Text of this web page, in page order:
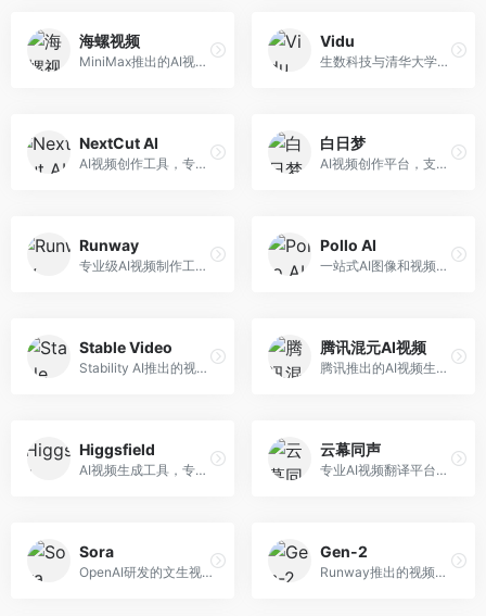
海螺视频
MiniMax推出的AI视频生成工具，支持高质量视频创作。面向内容创作者，提供文生视频、视频编辑等功能，生成速度快，视频效果自然流畅。
Vidu
生数科技与清华大学联合研发的AI视频生成大模型。面向视频创作者和内容生产者，支持文生视频、图生视频，视频质量高，物理运动理解准确，国产视频生成领先工具。
NextCut AI
AI视频创作工具，专注于智能剪辑和视频生成。面向视频创作者，提供智能剪辑、视频生成、特效添加等功能，剪辑效率高，适合快节奏内容生产。
白日梦
AI视频创作平台，支持生成长达50分钟的长视频内容。面向长视频创作者和内容生产者，支持故事视频生成、视频编辑等功能，适合叙事性内容创作。
Runway
专业级AI视频制作工具，支持视频生成与编辑。面向影视制作人和创意工作者，提供文生视频、视频编辑、绿幕抠像等专业功能，视频处理能力强，适合专业创作场景。
Pollo AI
一站式AI图像和视频创作平台，整合多种生成工具。面向内容创作者，提供文生图、文生视频、视频编辑等服务，创作工具全面，一站式体验便捷。
Stable Video
Stability AI推出的视频生成模型，开源可部署。面向开发者和专业创作者，支持视频生成、视频编辑等功能，开源生态完善，定制化程度高。
腾讯混元AI视频
腾讯推出的AI视频生成工具，基于混元大模型。面向腾讯生态用户和内容创作者，支持文生视频、视频编辑等功能，与腾讯产品生态深度整合。
Higgsfield
AI视频生成工具，专注于高质量视频内容创作。面向视频创作者和营销人员，支持文生视频、视频编辑等功能，视频效果逼真，适合商业应用。
云幕同声
专业AI视频翻译平台，支持视频多语言配音和字幕生成。面向跨境电商和内容出海从业者，提供视频翻译、配音、字幕生成等服务，多语言支持完善。
Sora
OpenAI研发的文生视频大模型，可根据文字描述生成长达60秒的高清视频。面向影视创作者、广告从业者和内容生产者，视频连贯性强，物理世界理解准确，代表了AI视频生成的最高水平。
Gen-2
Runway推出的视频生成模型，专注于文生视频和视频风格转换。面向影视制作人和创意工作者，支持文本到视频、图像到视频等多种生成模式，视频质量专业级。